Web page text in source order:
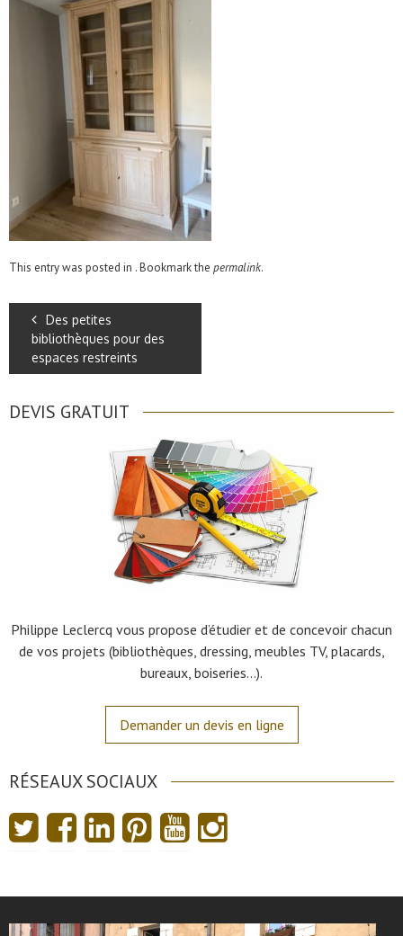
This entry was posted in . Bookmark the permalink.
Des petites
bibliothèques pour des
espaces restreints
DEVIS GRATUIT
Philippe Leclercq vous propose d’étudier et de concevoir chacun
de vos projets (bibliothèques, dressing, meubles TV, placards,
bureaux, boiseries…).
Demander un devis en ligne
RÉSEAUX SOCIAUX